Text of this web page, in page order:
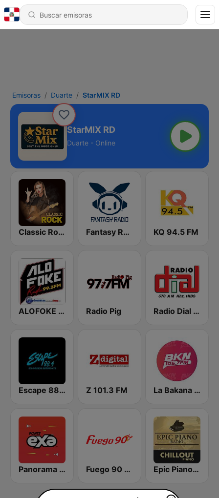
Emisoras Duarte StarMIX RD
StarMIX RD
Duarte - Online
Classic Rock Station Fantasy Radio UK KQ 94.5 FM
ALOFOKE 99.3 FM Radio Pig Radio Dial 670 AM
Escape 88.9 FM Z 101.3 FM La Bakana FM
Panorama 96.9 Fuego 90 La Salsera Epic Piano - CHILLOUT PIANO